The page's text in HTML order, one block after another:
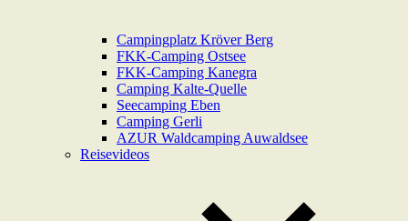
Campingplatz Kröver Berg
FKK-Camping Ostsee
FKK-Camping Kanegra
Camping Kalte-Quelle
Seecamping Eben
Camping Gerli
AZUR Waldcamping Auwaldsee
Reisevideos